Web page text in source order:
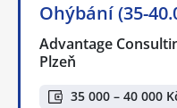
Ohýbání (35-
Advantage
Plzeň
35 000 – 40 000